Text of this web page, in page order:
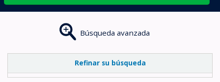
Búsqueda avanzada
Refinar su búsqueda